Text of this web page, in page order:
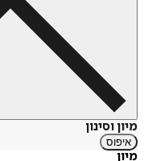
מיון וסינון
איפוס
מיון